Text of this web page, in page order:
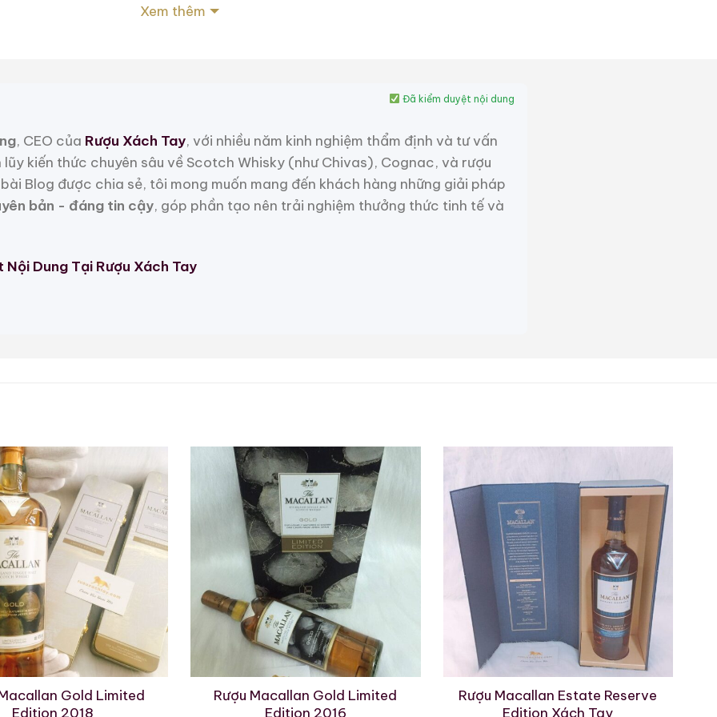
chứ chưa phải biểu tượng xa xỉ toàn cầu. Chính điều đó khiến số lượng chai còn
nay trở nên vô cùng hạn chế.
tiếng nhất Scotland, được biết đến với phong cách thanh lịch, giàu hương trái
oak, đặc biệt ở các phiên bản trước thập niên 1990.
đóng chai phổ biến của thời kỳ đó)
gỗ sồi châu Âu từng ủ sherry Oloroso
tự nhiên, không nhuộm màu
chú nếm thử cổ điển
phong cách sherry cổ điển rất rõ ràng: nho khô, mận chín, vỏ cam khô và
Xem thêm
, CEO của Rượu Xách Tay, với nhiều năm kinh nghiệm thẩm định và tư vấn
kiến thức chuyên sâu về Scotch Whisky (như Chivas), Cognac, và rượu
Blog được chia sẻ, tôi mong muốn mang đến khách hàng những giải pháp
bản - đáng tin cậy, góp phần tạo nên trải nghiệm thưởng thức tinh tế và
Dung Tại Rượu Xách Tay
Đã kiểm duyệt nội dung
Gold Limited
Edition 2018
Rượu Macallan Gold Limited
Edition 2016
Rượu Macallan Estate Reserve
Edition Xách Tay